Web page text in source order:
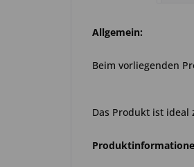
Allgemein:
Beim vorliegenden
Das Produkt ist ideal